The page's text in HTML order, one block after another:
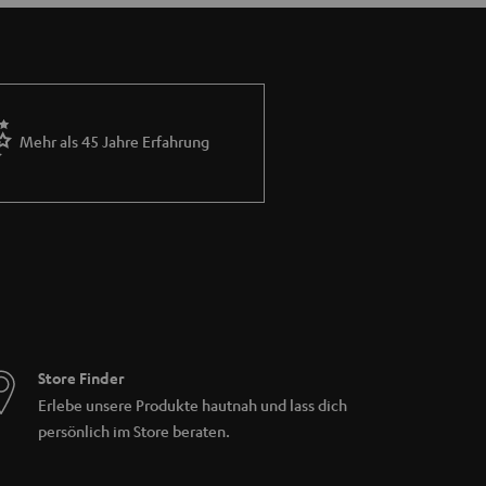
Mehr als 45 Jahre Erfahrung
Store Finder
Erlebe unsere Produkte hautnah und lass dich
persönlich im Store beraten.